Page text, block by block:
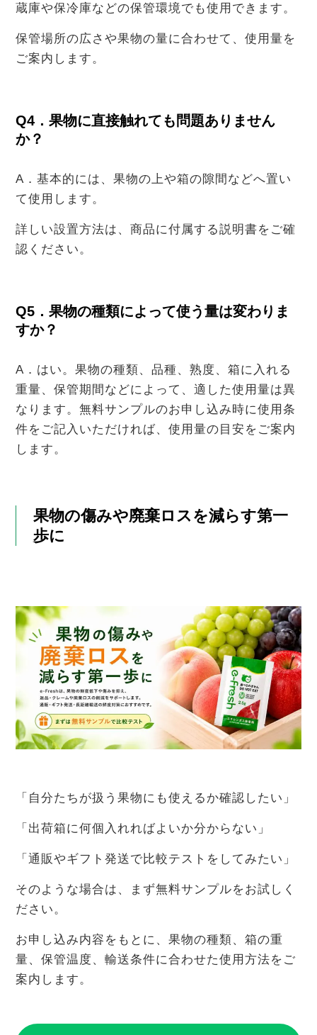
蔵庫や保冷庫などの保管環境でも使用できます。
保管場所の広さや果物の量に合わせて、使用量を
ご案内します。
Q4．果物に直接触れても問題ありません
か？
A．基本的には、果物の上や箱の隙間などへ置い
て使用します。
詳しい設置方法は、商品に付属する説明書をご確
認ください。
Q5．果物の種類によって使う量は変わりま
すか？
A．はい。果物の種類、品種、熟度、箱に入れる
重量、保管期間などによって、適した使用量は異
なります。無料サンプルのお申し込み時に使用条
件をご記入いただければ、使用量の目安をご案内
します。
果物の傷みや廃棄ロスを減らす第一
歩に
「自分たちが扱う果物にも使えるか確認したい」
「出荷箱に何個入れればよいか分からない」
「通販やギフト発送で比較テストをしてみたい」
そのような場合は、まず無料サンプルをお試しく
ださい。
お申し込み内容をもとに、果物の種類、箱の重
量、保管温度、輸送条件に合わせた使用方法をご
案内します。